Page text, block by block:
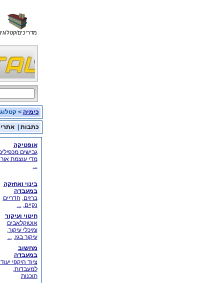
מדריכים/
כימיה >
כתבות |
אופטיקה
גבישים
מדי עוצמת אור,
...
בינוי ואחזקה
במעבדה
ברזים, חדריים
נקיים,
...
חיטוי ועיקור
אוטוקלאבים
ומיכלי עיקור,
עיקור בגז,
...
מחשוב
במעבדה
ציוד היקפי יעודי
למעבדות,
תוכנות